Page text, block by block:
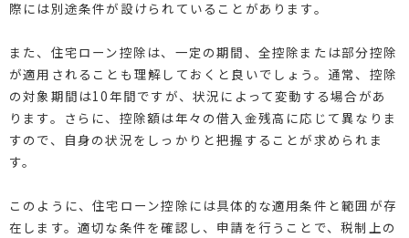
際には別途条件が設けられていることがあります。
また、住宅ローン控除は、一定の期間、全控除または部分控除
が適用されることも理解しておくと良いでしょう。通常、控除
の対象期間は10年間ですが、状況によって変動する場合があ
ります。さらに、控除額は年々の借入金残高に応じて異なりま
すので、自身の状況をしっかりと把握することが求められま
す。
このように、住宅ローン控除には具体的な適用条件と範囲が存
在します。適切な条件を確認し、申請を行うことで、税制上の